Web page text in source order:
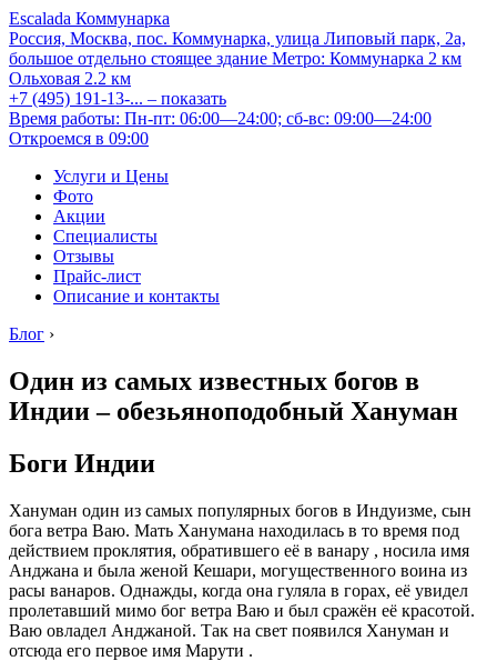
Escalada Коммунарка
Россия, Москва, пос. Коммунарка, улица Липовый парк, 2а,
большое отдельно стоящее здание Метро: Коммунарка 2 км
Ольховая 2.2 км
+7 (495) 191-13-... – показать
Время работы: Пн-пт: 06:00—24:00; сб-вс: 09:00—24:00
Откроемся в 09:00
Услуги и Цены
Фото
Акции
Специалисты
Отзывы
Прайс-лист
Описание и контакты
Блог ›
Один из самых известных богов в
Индии – обезьяноподобный Хануман
Боги Индии
Хануман один из самых популярных богов в Индуизме, сын
бога ветра Ваю. Мать Ханумана находилась в то время под
действием проклятия, обратившего её в ванару , носила имя
Анджана и была женой Кешари, могущественного воина из
расы ванаров. Однажды, когда она гуляла в горах, её увидел
пролетавший мимо бог ветра Ваю и был сражён её красотой.
Ваю овладел Анджаной. Так на свет появился Хануман и
отсюда его первое имя Марути .